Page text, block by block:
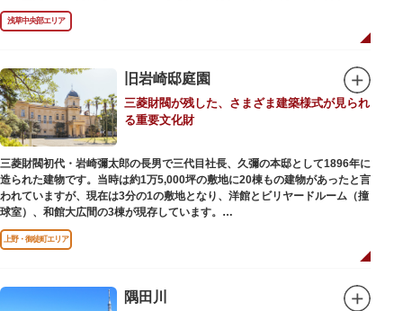
品・食玩、アパレル、日用雑貨など、お客さまの身近で楽しんでいただける
エンターテインメントをお届けしています。
浅草中央部エリア
旧岩崎邸庭園
三菱財閥が残した、さまざま建築様式が見られ
る重要文化財
三菱財閥初代・岩崎彌太郎の長男で三代目社長、久彌の本邸として1896年に
造られた建物です。当時は約1万5,000坪の敷地に20棟もの建物があったと言
われていますが、現在は3分の1の敷地となり、洋館とビリヤードルーム（撞
球室）、和館大広間の3棟が現存しています。
【洋館】
鹿鳴館の建築家として知られるジョサイア・コンドルによって設計された西
ています。
上野・御徒町エリア
隅田川